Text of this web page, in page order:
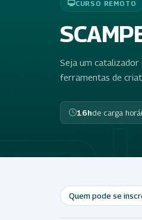
CURSO REMOTO
Seja um
ferramentas de
16hde carga
Quem pode se